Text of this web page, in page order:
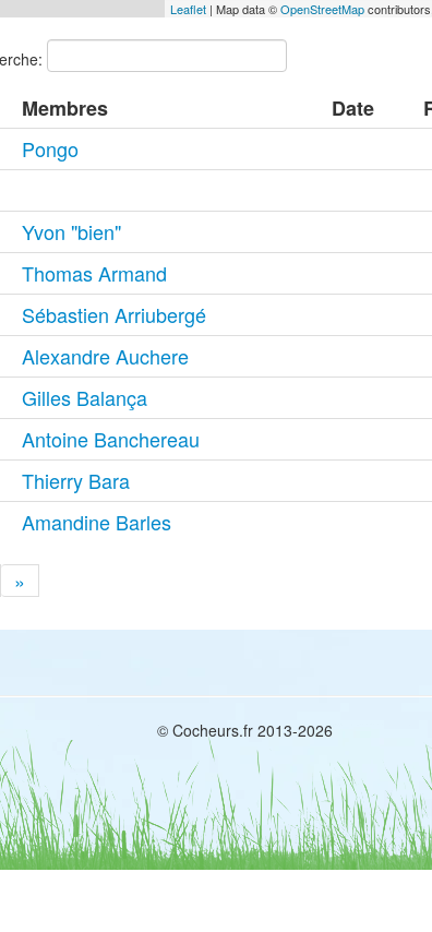
Leaflet| Map data ©OpenStreetMapcontributors,
Membres Date
Pongo
Yvon "bien"
Thomas Armand
Sébastien Arriubergé
Alexandre Auchere
Gilles Balança
Antoine Banchereau
Thierry Bara
Amandine Barles
»
© Cocheurs.fr 2013-2026